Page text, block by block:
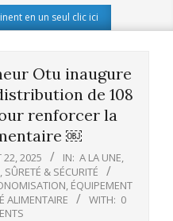
en un seul clic ici
Otu inaugure
de 108
renforcer la
￼
22, 2025 IN: A LA UNE,
, SÛRETÉ & SÉCURITÉ
, ÉQUIPEMENT
ALIMENTAIRE WITH: 0